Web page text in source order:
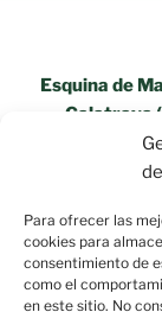
Para ofrecer las
cookies para
consentimiento de
como el
en este sitio. No
Esquina de
Calatrava
«Aviso Legal»